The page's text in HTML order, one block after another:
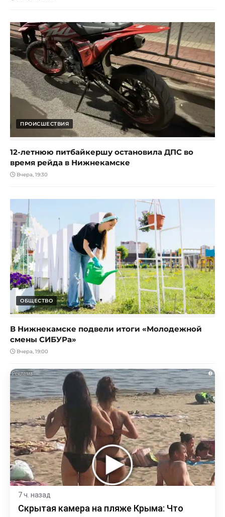
ПРОИСШЕСТВИЯ
12-летнюю питбайкершу остановила ДПС во
время рейда в Нижнекамске
Вчера, 19:30
ОБЩЕСТВО
В Нижнекамске подвели итоги «Молодежной
смены СИБУРа»
Вчера, 19:00
i
7 ч. назад
Скрытая камера на пляже Крыма: Что